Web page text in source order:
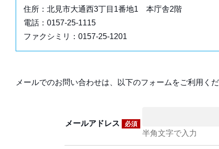
住所：北見市大通西3丁目1番地1 本庁舎2階
電話：0157-25-1115
ファクシミリ：0157-25-1201
メールでのお問い合わせは、以下のフォームをご利用く
メールアドレス 必須
半角文字で入力